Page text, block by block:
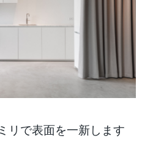
リで表面を一新します